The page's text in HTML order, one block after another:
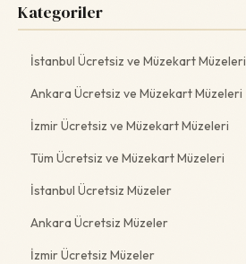
Kategoriler
İstanbul Ücretsiz ve Müzekart Müzeleri
Ankara Ücretsiz ve Müzekart Müzeleri
İzmir Ücretsiz ve Müzekart Müzeleri
Tüm Ücretsiz ve Müzekart Müzeleri
İstanbul Ücretsiz Müzeler
Ankara Ücretsiz Müzeler
İzmir Ücretsiz Müzeler